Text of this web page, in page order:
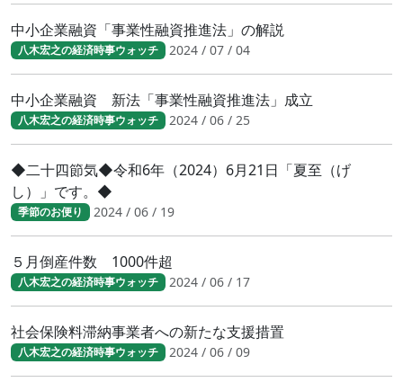
中小企業融資「事業性融資推進法」の解説
八木宏之の経済時事ウォッチ 2024 / 07 / 04
中小企業融資 新法「事業性融資推進法」成立
八木宏之の経済時事ウォッチ 2024 / 06 / 25
◆二十四節気◆令和6年（2024）6月21日「夏至（げ
し）」です。◆
季節のお便り 2024 / 06 / 19
５月倒産件数 1000件超
八木宏之の経済時事ウォッチ 2024 / 06 / 17
社会保険料滞納事業者への新たな支援措置
八木宏之の経済時事ウォッチ 2024 / 06 / 09